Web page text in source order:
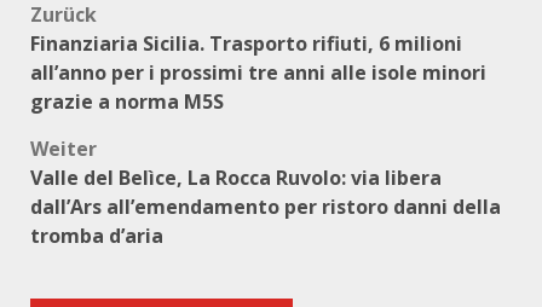
Beitragsnavigation
Zurück
Finanziaria Sicilia. Trasporto rifiuti, 6 milioni
all’anno per i prossimi tre anni alle isole minori
grazie a norma M5S
Weiter
Valle del Belìce, La Rocca Ruvolo: via libera
dall’Ars all’emendamento per ristoro danni della
tromba d’aria